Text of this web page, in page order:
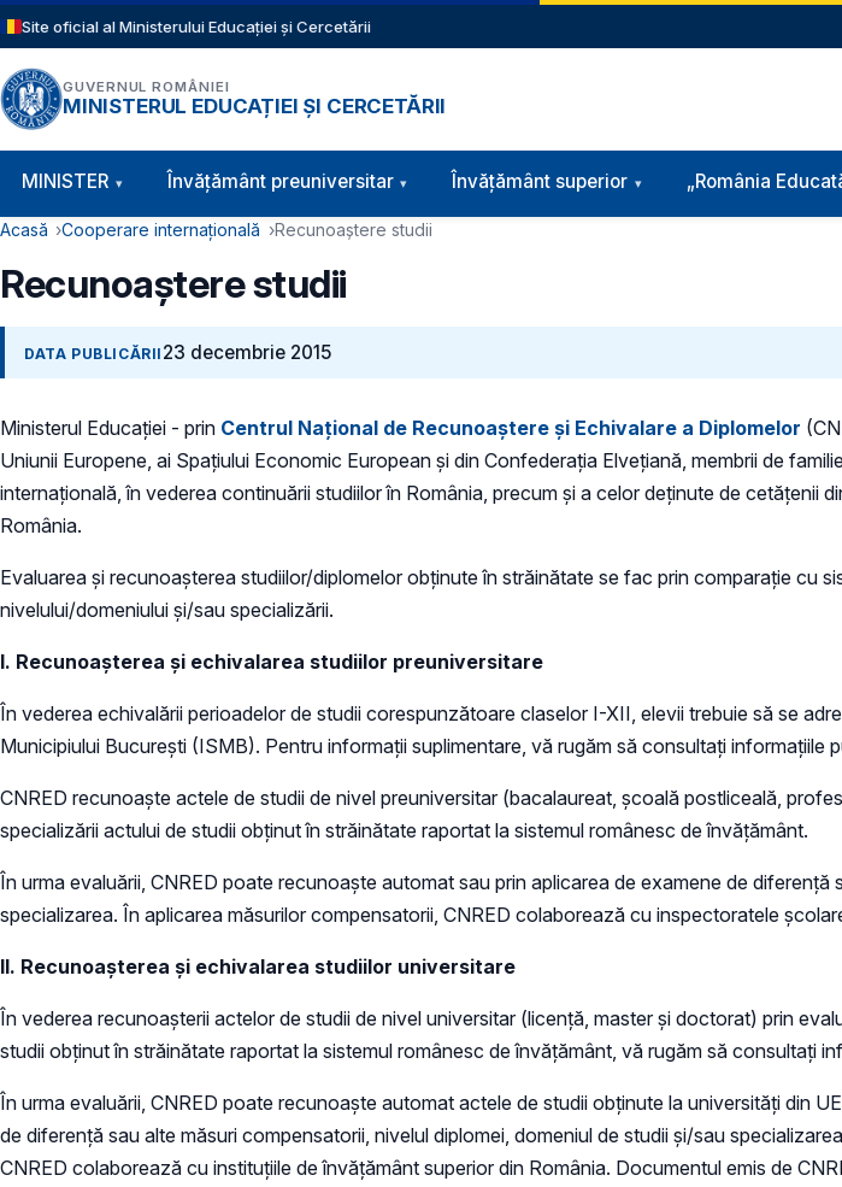
Sari la conținutul principal
Site oficial al Ministerului Educației și Cercetării
GUVERNUL ROMÂNIEI
MINISTERUL EDUCAȚIEI ȘI CERCETĂRII
Navigație principală
MINISTER Învăţământ preuniversitar Învățământ superior „România
Cale de navigare
Acasă Cooperare internațională Recunoaștere studii
Recunoaștere studii
DATA PUBLICĂRII 23 decembrie 2015
Ministerul Educației - prin Centrul Național de Recunoaștere și Echivalare a Diplomelor
Uniunii Europene, ai Spațiului Economic European și din Confederația Elvețiană, membrii de
internațională, în vederea continuării studiilor în România, precum și a celor deținute de cetățenii
România.
Evaluarea și recunoașterea studiilor/diplomelor obținute în străinătate se fac prin comparație cu
nivelului/domeniului și/sau specializării.
I. Recunoaşterea și echivalarea studiilor preuniversitare
În vederea echivalării perioadelor de studii corespunzătoare claselor I-XII, elevii trebuie să se
Municipiului București (ISMB). Pentru informații suplimentare, vă rugăm să consultați informațiile
CNRED recunoaște actele de studii de nivel preuniversitar (bacalaureat, școală postliceală,
specializării actului de studii obținut în străinătate raportat la sistemul românesc de învățământ.
În urma evaluării, CNRED poate recunoaște automat sau prin aplicarea de examene de
specializarea. În aplicarea măsurilor compensatorii, CNRED colaborează cu inspectoratele
II. Recunoaşterea și echivalarea studiilor universitare
În vederea recunoașterii actelor de studii de nivel universitar (licenţă, master şi doctorat) prin
studii obținut în străinătate raportat la sistemul românesc de învățământ, vă rugăm să consultați
În urma evaluării, CNRED poate recunoaște automat actele de studii obținute la universități din
de diferenţă sau alte măsuri compensatorii, nivelul diplomei, domeniul de studii și/sau
CNRED colaborează cu instituțiile de învățământ superior din România. Documentul emis de